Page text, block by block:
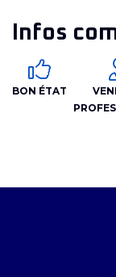
Infos
BON ÉTAT